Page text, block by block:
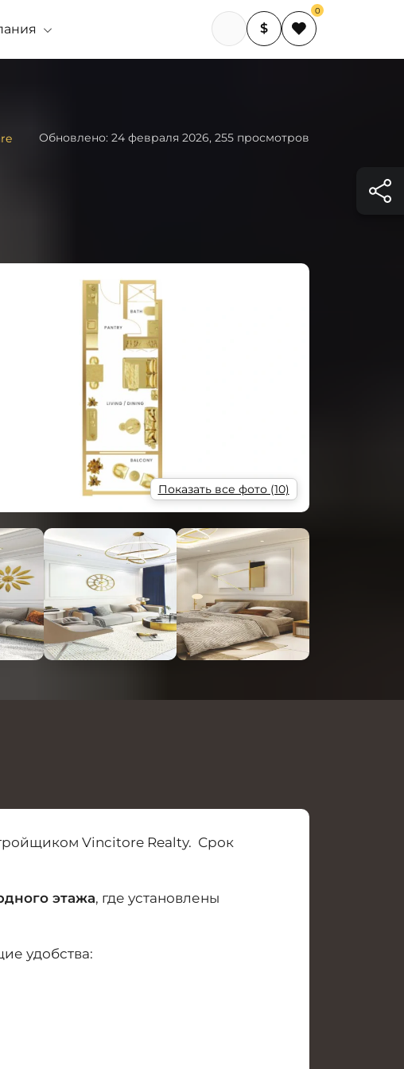
$
0
Обновлено: 24 февраля 2026, 255 просмотров
Показать все фото (10)
Vincitore Realty. Срок
этажа, где установлены
удобства: